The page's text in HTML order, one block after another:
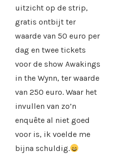
uitzicht op de strip,
gratis ontbijt ter
waarde van 50 euro per
dag en twee tickets
voor de show Awakings
in the Wynn, ter waarde
van 250 euro. Waar het
invullen van zo’n
enquête al niet goed
voor is, ik voelde me
bijna schuldig.